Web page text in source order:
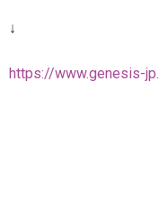
↓
https://www.genesis-